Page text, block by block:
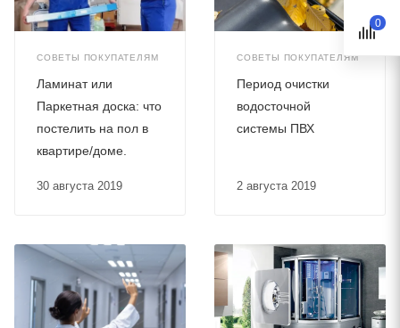
СОВЕТЫ ПОКУПАТЕЛЯМ
30 августа 2019
Ламинат или
Паркетная доска: что
постелить на пол в
квартире/доме.
СОВЕТЫ ПОКУПАТЕЛЯМ
2 августа 2019
Период очистки
водосточной
системы ПВХ
0